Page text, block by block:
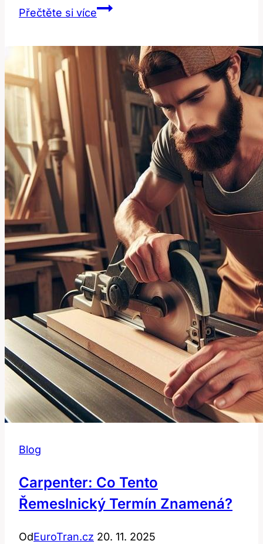
Přečtěte si víceCheck:
význam
kontrolní
slova
Blog
Carpenter: Co Tento
Řemeslnický Termín Znamená?
OdEuroTran.cz 20. 11. 2025